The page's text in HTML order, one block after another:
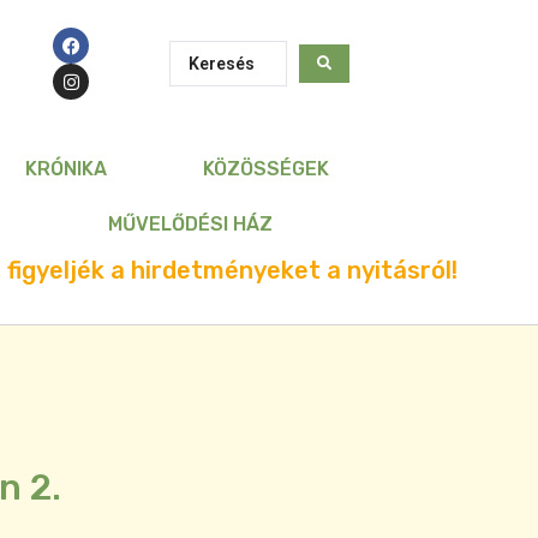
KRÓNIKA KÖZÖSSÉGEK
MŰVELŐDÉSI HÁZ
a hirdetményeket a nyitásról!
2.